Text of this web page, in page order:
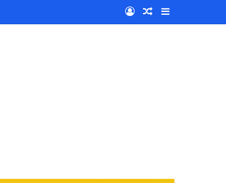
Log InRandom Article